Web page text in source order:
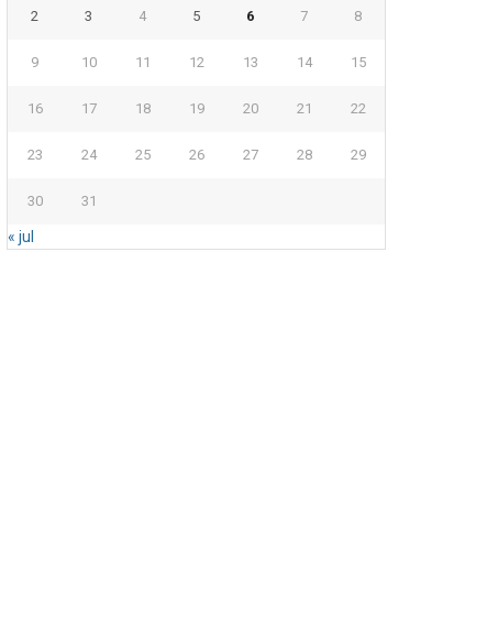
2 3 4 5 6 7 8
9 10 11 12 13 14 15
16 17 18 19 20 21 22
23 24 25 26 27 28 29
30 31
« jul